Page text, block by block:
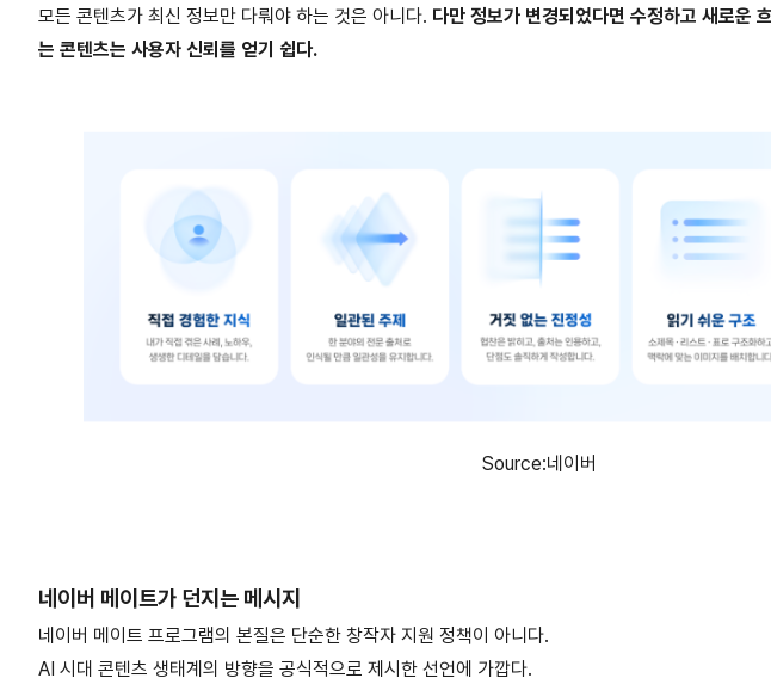
모든 콘텐츠가 최신 정보만 다뤄야 하는 것은 아니다. 다만 정보가 변경되었다면 수정하고 새로운
는 콘텐츠는 사용자 신뢰를 얻기 쉽다.
Source:네이버
네이버 메이트가 던지는 메시지
네이버 메이트 프로그램의 본질은 단순한 창작자 지원 정책이 아니다.
AI 시대 콘텐츠 생태계의 방향을 공식적으로 제시한 선언에 가깝다.